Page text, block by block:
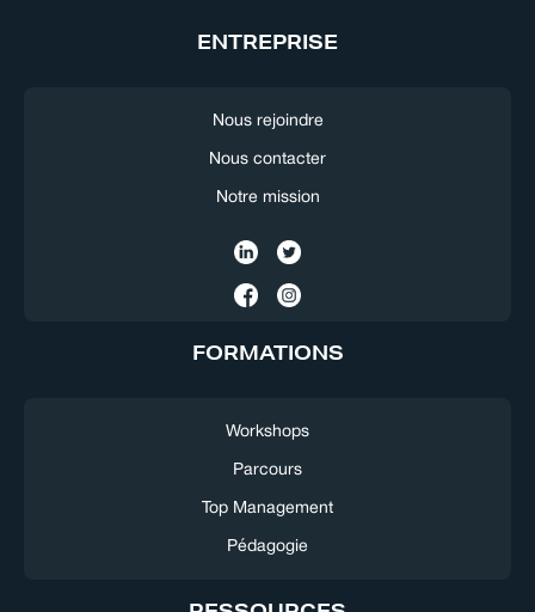
ENTREPRISE
Nous rejoindre
Nous contacter
Notre mission
FORMATIONS
Workshops
Parcours
Top Management
Pédagogie